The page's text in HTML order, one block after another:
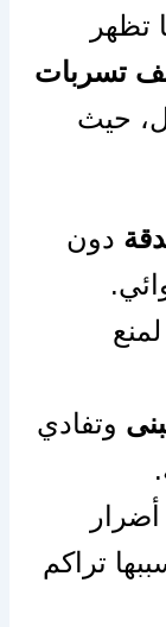
تظهر
تسربات
حيث
دون
لمنع
وتفادي
تراكم